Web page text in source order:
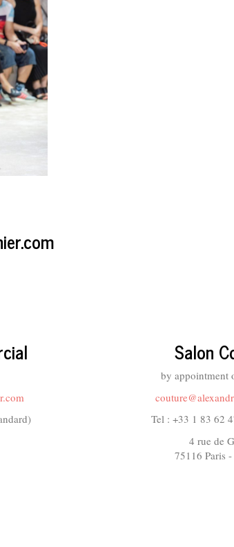
Salon
by appointment
Tel : +33 1 83 62
4 rue de
75116 Paris